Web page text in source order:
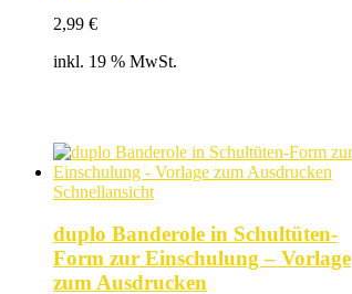
2,99 €
inkl. 19 % MwSt.
Schnellansicht
duplo Banderole in Schultüten-
Form zur Einschulung – Vorlage
zum Ausdrucken